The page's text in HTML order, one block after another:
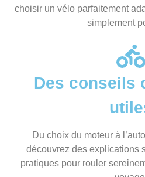
choisir un vélo parfaitement
simplement
Des conseils
Du choix du moteur à
découvrez des explications
pratiques pour rouler